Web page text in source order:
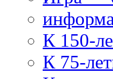
К 150-
К 75-